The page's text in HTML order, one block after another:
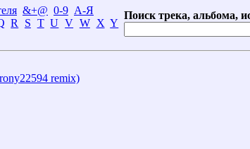
&+@ 0-9 А-Я
R S T U V W X Y
Поиск трека, альбома,
remix)